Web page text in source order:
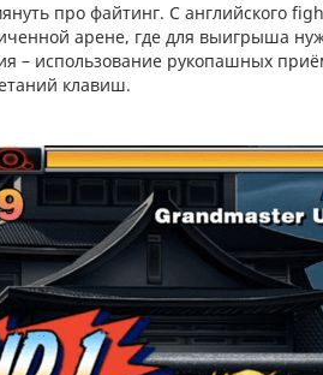
про файтинг. С английского
арене, где для выигрыша
– использование рукопашных
клавиш.